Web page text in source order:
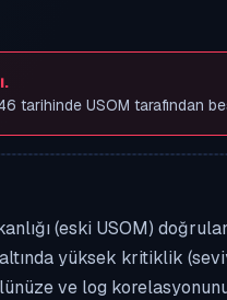
USOM tarafından
(eski USOM)
yüksek kritiklik
ve log